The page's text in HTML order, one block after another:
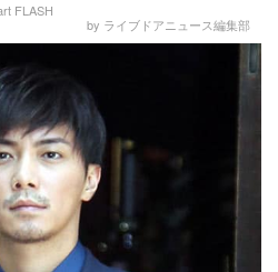
FLASH
by ライブドアニュース編集部